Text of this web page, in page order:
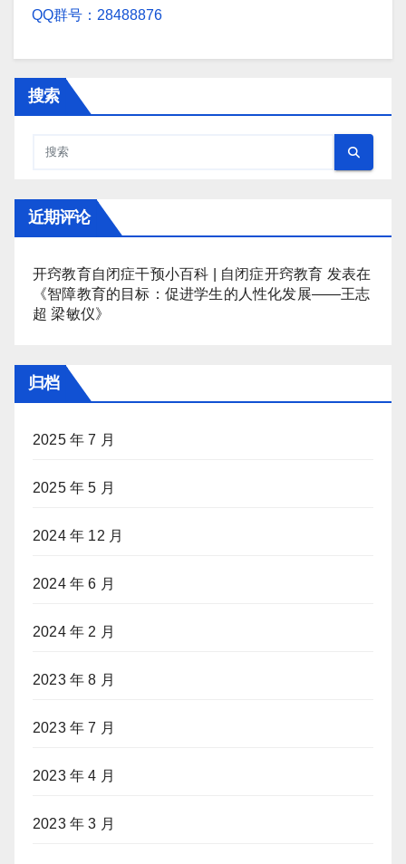
QQ群号：28488876
搜索
近期评论
开窍教育自闭症干预小百科 | 自闭症开窍教育 发表在
《智障教育的目标：促进学生的人性化发展——王志
超 梁敏仪》
归档
2025 年 7 月
2025 年 5 月
2024 年 12 月
2024 年 6 月
2024 年 2 月
2023 年 8 月
2023 年 7 月
2023 年 4 月
2023 年 3 月